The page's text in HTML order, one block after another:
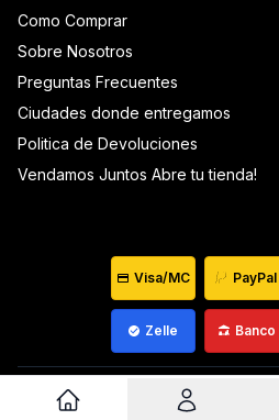
Como Comprar
Sobre Nosotros
Preguntas Frecuentes
Ciudades donde entregamos
Politica de Devoluciones
Vendamos Juntos Abre tu tienda!
Visa/MC PayPal
Zelle Banco
Venezuela ©